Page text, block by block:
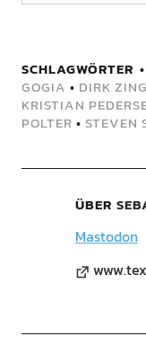
SCHLAGWÖRTER
GOGIA • DIRK
KRISTIAN
POLTER • STEVEN
ÜBER
Mastodon